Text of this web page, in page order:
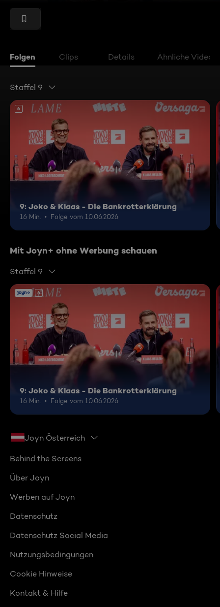
Folgen Clips Details Ähnliche Videos
Staffel 9
6
9: Joko & Klaas - Die Bankrotterklärung
16 Min. Folge vom 10.06.2026
Mit Joyn+ ohne Werbung schauen
Staffel 9
6
9: Joko & Klaas - Die Bankrotterklärung
16 Min. Folge vom 10.06.2026
Joyn Österreich
Behind the Screens
Über Joyn
Werben auf Joyn
Datenschutz
Datenschutz Social Media
Nutzungsbedingungen
Cookie Hinweise
Kontakt & Hilfe